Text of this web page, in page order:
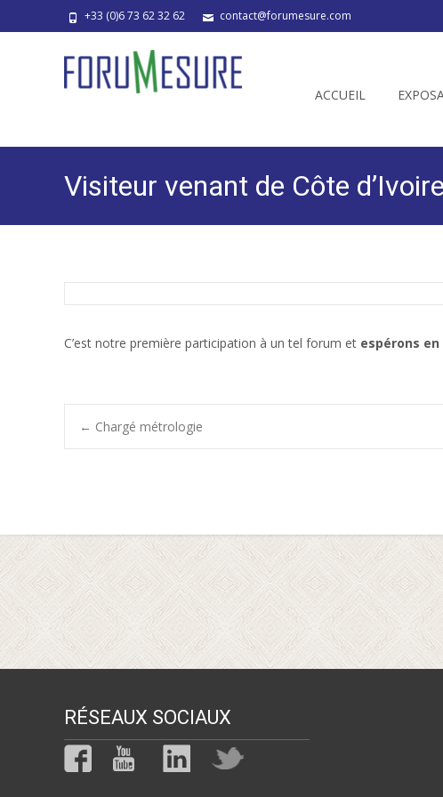
+33 (0)6 73 62 32 62 contact@forumesure.com
content
ACCUEIL
Visiteur venant de Côte d’Ivoire
C’est notre première participation à un tel forum et espérons
Post
← Chargé métrologie
RÉSEAUX SOCIAUX